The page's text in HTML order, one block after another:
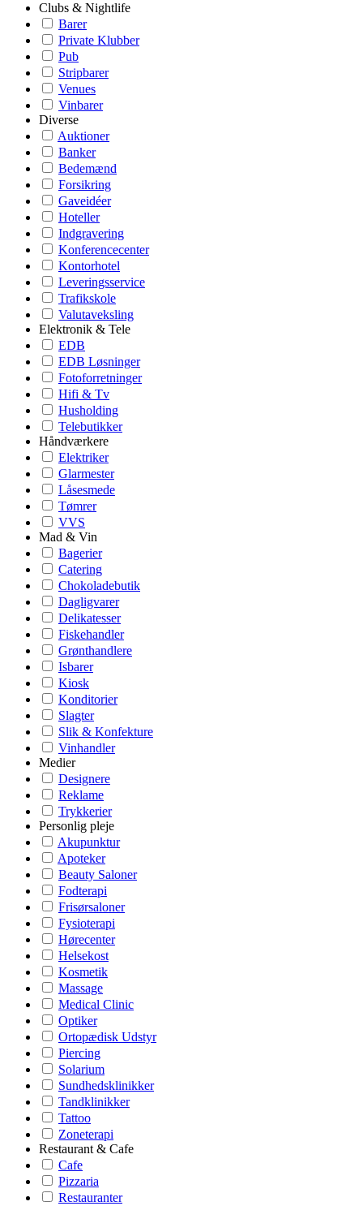
Clubs & Nightlife
Barer
Private Klubber
Pub
Stripbarer
Venues
Vinbarer
Diverse
Auktioner
Banker
Bedemænd
Forsikring
Gaveidéer
Hoteller
Indgravering
Konferencecenter
Kontorhotel
Leveringsservice
Trafikskole
Valutaveksling
Elektronik & Tele
EDB
EDB Løsninger
Fotoforretninger
Hifi & Tv
Husholding
Telebutikker
Håndværkere
Elektriker
Glarmester
Låsesmede
Tømrer
VVS
Mad & Vin
Bagerier
Catering
Chokoladebutik
Dagligvarer
Delikatesser
Fiskehandler
Grønthandlere
Isbarer
Kiosk
Konditorier
Slagter
Slik & Konfekture
Vinhandler
Medier
Designere
Reklame
Trykkerier
Personlig pleje
Akupunktur
Apoteker
Beauty Saloner
Fodterapi
Frisørsaloner
Fysioterapi
Hørecenter
Helsekost
Kosmetik
Massage
Medical Clinic
Optiker
Ortopædisk Udstyr
Piercing
Solarium
Sundhedsklinikker
Tandklinikker
Tattoo
Zoneterapi
Restaurant & Cafe
Cafe
Pizzaria
Restauranter